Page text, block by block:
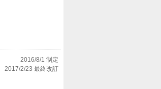
2016/8/1 制定
2017/2/23 最終改訂